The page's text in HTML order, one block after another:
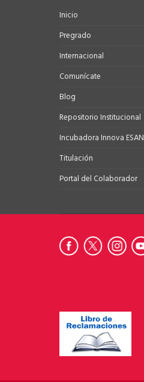
Inicio
Pregrado
Internacional
Comunícate
Blog
Repositorio Institucional
Incubadora Innova ESAN
Titulación
Portal del Colaborador